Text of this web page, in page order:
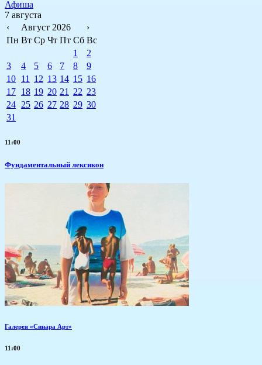
Афиша
7 августа
‹
Август 2026
›
Пн Вт Ср Чт Пт Сб Вс
1
2
3
4 5 6 7 8
9
10 11 12 13 14 15 16
17 18 19 20 21 22 23
24 25 26 27 28 29 30
31
11:00
Фундаментальный лексикон
Галерея «Синара Арт»
11:00